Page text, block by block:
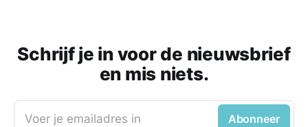
Schrijf je in voor de nieuwsbrief
en mis niets.
Voer je emailadres in Abonneer